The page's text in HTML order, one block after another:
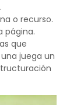
o recurso.
página.
que
juega un